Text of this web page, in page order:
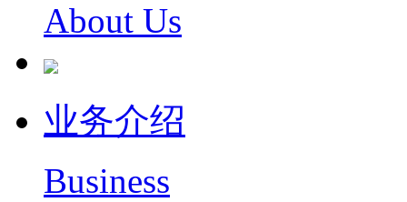
About Us
业务介绍
Business